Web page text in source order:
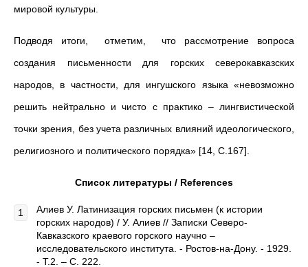
мировой культуры.
Подводя итоги, отметим, что рассмотрение вопроса
создания письменности для горских северокавказских
народов, в частности, для ингушского языка «невозможно
решить нейтрально и чисто с практико – лингвистической
точки зрения, без учета различных влияний идеологического,
религиозного и политического порядка» [14, С.167].
Список литературы / References
Алиев У. Латинизация горских письмен (к истории
горских народов) / У. Алиев // Записки Северо-
Кавказского краевого горского научно –
исследовательского института. - Ростов-на-Дону. - 1929.
- Т.2. – С. 222.